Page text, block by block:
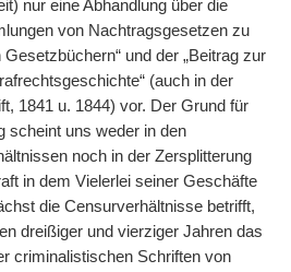
nur eine Abhandlung über die
von Nachtragsgesetzen zu
und der „Beitrag zur
(auch in der
1841 u. 1844) vor. Der Grund für
scheint uns weder in den
noch in der Zersplitterung
in dem Vielerlei seiner Geschäfte
die Censurverhältnisse betrifft,
dreißiger und vierziger Jahren das
criminalistischen Schriften von